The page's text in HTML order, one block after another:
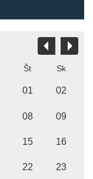
Št Sk
01 02
08 09
15 16
22 23